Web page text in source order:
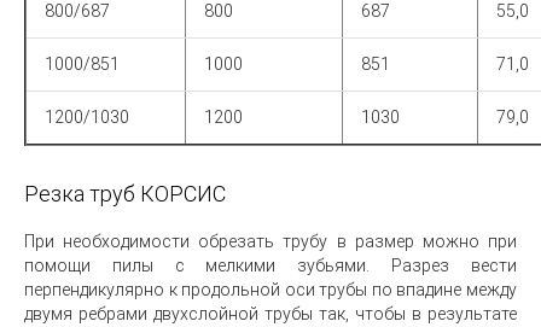
800/687 800 687 55,0
1000/851 1000 851 71,0
1200/1030 1200 1030 79,0
Резка труб КОРСИС
При необходимости обрезать трубу в размер можно при
помощи пилы с мелкими зубьями. Разрез вести
перпендикулярно к продольной оси трубы по впадине между
двумя ребрами двухслойной трубы так, чтобы в результате